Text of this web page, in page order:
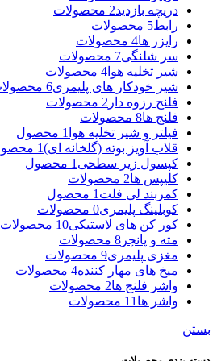
دریچه بازدید2 محصولات
رابط5 محصولات
رایزر ها4 محصولات
سر شلنگی7 محصولات
شیر تخلیه هوا 4 محصولات
شیر خودکار های پلیمری6 محصولات
فلنج رزوه دار 2 محصولات
فلنج ها8 محصولات
فیلتر و شیر تخلیه هوا 1 محصول
قلاب آویز بوته (گلخانه ای)1 محصول
کپسول زیر سطحی 1 محصول
کلیپس ها2 محصولات
کمربند لی فلت 1 محصول
کوبلینگ پلیمری0 محصولات
کور کن های لاستیکی10 محصولات
مته و پانچر 8 محصولات
مغزی پلیمری9 محصولات
میخ های مهار کننده4 محصولات
واشر فلنج ها2 محصولات
واشر ها 11 محصولات
بستن